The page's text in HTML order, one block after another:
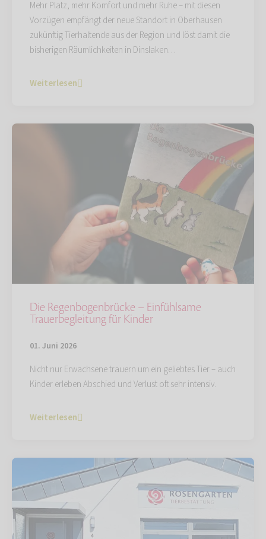
Mehr Platz, mehr Komfort und mehr Ruhe – mit diesen
Vorzügen empfängt der neue Standort in Oberhausen
zukünftig Tierhaltende aus der Region und löst damit die
bisherigen Räumlichkeiten in Dinslaken…
Weiterlesen
Die Regenbogenbrücke – Einfühlsame
Trauerbegleitung für Kinder
01. Juni 2026
Nicht nur Erwachsene trauern um ein geliebtes Tier – auch
Kinder erleben Abschied und Verlust oft sehr intensiv.
Weiterlesen